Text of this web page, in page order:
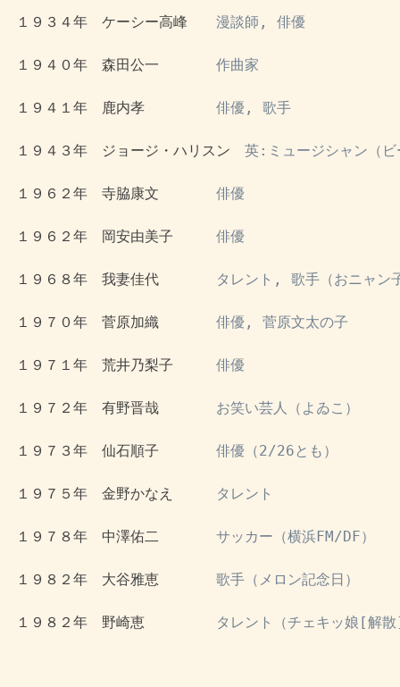
１９３４年　ケーシー高峰 漫談師, 俳優
１９４０年　森田公一 作曲家
１９４１年　鹿内孝 俳優, 歌手
１９４３年　ジョージ・ハリスン 英:ミュージシャン（
１９６２年　寺脇康文 俳優
１９６２年　岡安由美子 俳優
１９６８年　我妻佳代 タレント, 歌手（おニャン
１９７０年　菅原加織 俳優, 菅原文太の子
１９７１年　荒井乃梨子 俳優
１９７２年　有野晋哉 お笑い芸人（よゐこ）
１９７３年　仙石順子 俳優（2/26とも）
１９７５年　金野かなえ タレント
１９７８年　中澤佑二 サッカー（横浜FM/DF）
１９８２年　大谷雅恵 歌手（メロン記念日）
１９８２年　野崎恵 タレント（チェキッ娘[解